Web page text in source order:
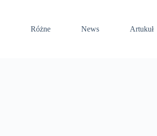
Różne News Artukuł